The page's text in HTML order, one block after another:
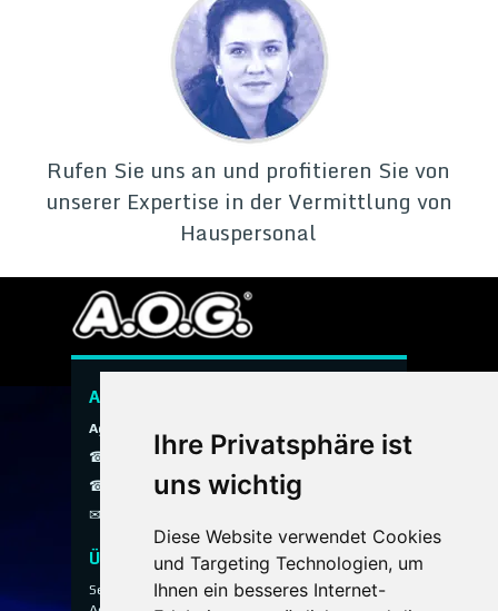
Ihre Privatsphäre ist
uns wichtig
Diese Website verwendet Cookies
und Targeting Technologien, um
Ihnen ein besseres Internet-
Rufen Sie uns an und profitieren Sie von
unserer Expertise in der Vermittlung von
Hauspersonal
A.O.G. Hauspersonal Agentur
Agentur ohne Grenzen
☎ 089 / 299 900
☎ 0800 / 40 200 30
✉
Über uns
Seit 1993 vermittelt die A.O.G. Hauspersonal